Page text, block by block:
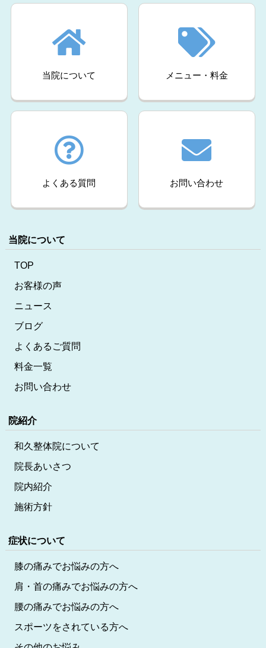
当院について メニュー・料金
よくある質問 お問い合わせ
当院について
TOP
お客様の声
ニュース
ブログ
よくあるご質問
料金一覧
お問い合わせ
院紹介
和久整体院について
院長あいさつ
院内紹介
施術方針
症状について
膝の痛みでお悩みの方へ
肩・首の痛みでお悩みの方へ
腰の痛みでお悩みの方へ
スポーツをされている方へ